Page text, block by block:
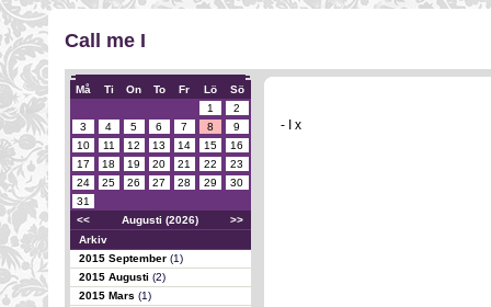
Call me I
Må Ti On To Fr Lö
Sö
1
2
3
4 5 6 7 8
9
10
11 12 13 14 15
16
17
18 19 20 21 22
23
24
25 26 27 28 29
30
31
<<
Augusti (2026)
>>
Arkiv
2015 September (1)
2015 Augusti (2)
2015 Mars (1)
- I x